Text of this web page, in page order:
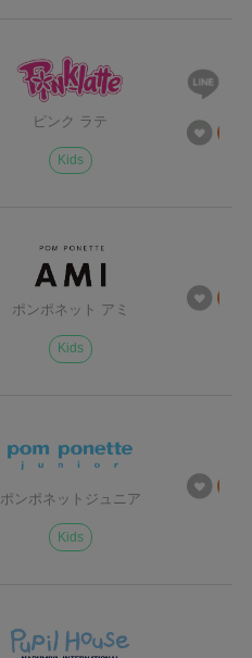
ピンク ラテ
Kids
ポンポネット アミ
Kids
ポンポネットジュニア
Kids